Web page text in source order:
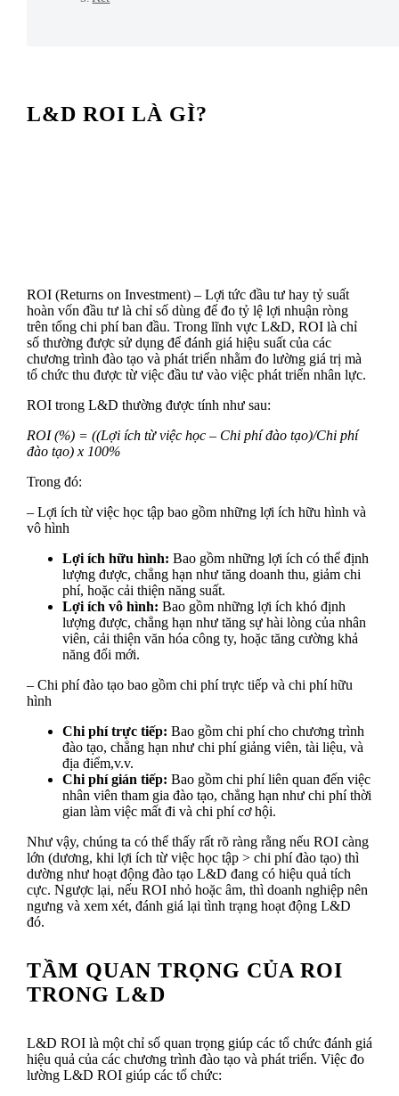
L&D ROI LÀ GÌ?
ROI (Returns on Investment) – Lợi tức đầu tư hay tỷ suất
hoàn vốn đầu tư là chỉ số dùng để đo tỷ lệ lợi nhuận ròng
trên tổng chi phí ban đầu. Trong lĩnh vực L&D, ROI là chỉ
số thường được sử dụng để đánh giá hiệu suất của các
chương trình đào tạo và phát triển nhằm đo lường giá trị mà
tổ chức thu được từ việc đầu tư vào việc phát triển nhân lực.
ROI trong L&D thường được tính như sau:
ROI (%) = ((Lợi ích từ việc học – Chi phí đào tạo)/Chi phí
đào tạo) x 100%
Trong đó:
– Lợi ích từ việc học tập bao gồm những lợi ích hữu hình và
vô hình
Lợi ích hữu hình: Bao gồm những lợi ích có thể định
lượng được, chẳng hạn như tăng doanh thu, giảm chi
phí, hoặc cải thiện năng suất.
Lợi ích vô hình: Bao gồm những lợi ích khó định
lượng được, chẳng hạn như tăng sự hài lòng của nhân
viên, cải thiện văn hóa công ty, hoặc tăng cường khả
năng đổi mới.
– Chi phí đào tạo bao gồm chi phí trực tiếp và chi phí hữu
hình
Chi phí trực tiếp: Bao gồm chi phí cho chương trình
đào tạo, chẳng hạn như chi phí giảng viên, tài liệu, và
địa điểm,v.v.
Chi phí gián tiếp: Bao gồm chi phí liên quan đến việc
nhân viên tham gia đào tạo, chẳng hạn như chi phí thời
gian làm việc mất đi và chi phí cơ hội.
Như vậy, chúng ta có thể thấy rất rõ ràng rằng nếu ROI càng
lớn (dương, khi lợi ích từ việc học tập > chi phí đào tạo) thì
dường như hoạt động đào tạo L&D đang có hiệu quả tích
cực. Ngược lại, nếu ROI nhỏ hoặc âm, thì doanh nghiệp nên
ngưng và xem xét, đánh giá lại tình trạng hoạt động L&D
đó.
TẦM QUAN TRỌNG CỦA ROI
TRONG L&D
L&D ROI là một chỉ số quan trọng giúp các tổ chức đánh giá
hiệu quả của các chương trình đào tạo và phát triển. Việc đo
lường L&D ROI giúp các tổ chức: